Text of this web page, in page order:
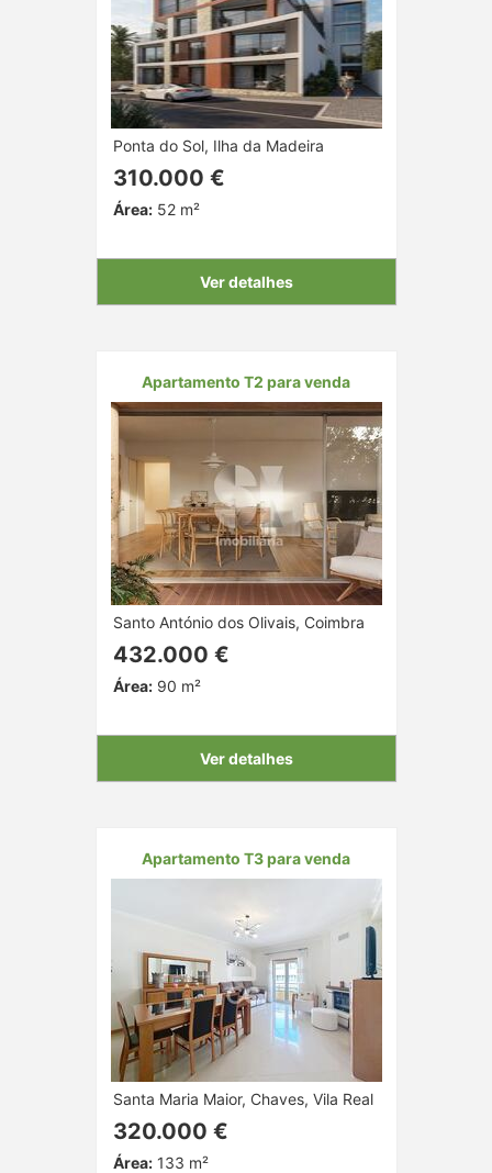
Ponta do Sol, Ilha da Madeira
310.000 €
Área:52 m²
Ver detalhes
Apartamento T2 para venda
Santo António dos Olivais, Coimbra
432.000 €
Área:90 m²
Ver detalhes
Apartamento T3 para venda
Santa Maria Maior, Chaves, Vila Real
320.000 €
Área:133 m²